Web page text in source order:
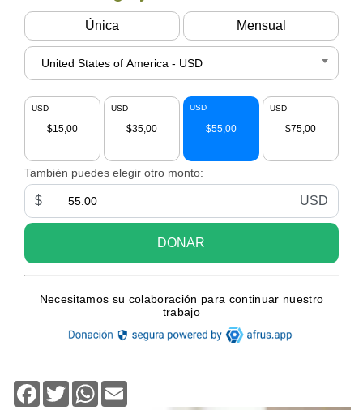
Facebook
TwitterWhatsApp